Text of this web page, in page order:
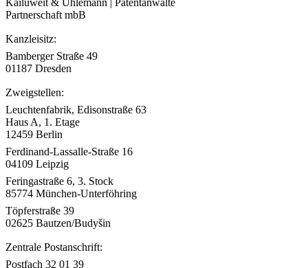
Partnerschaft mbB
Kanzleisitz:
Bamberger Straße 49
01187 Dresden
Zweigstellen:
Leuchtenfabrik, Edisonstraße 63
Haus A, 1. Etage
12459 Berlin
Ferdinand-Lassalle-Straße 16
04109 Leipzig
Feringastraße 6, 3. Stock
85774 München-Unterföhring
Töpferstraße 39
02625 Bautzen/Budyšin
Zentrale Postanschrift:
Postfach 32 01 39